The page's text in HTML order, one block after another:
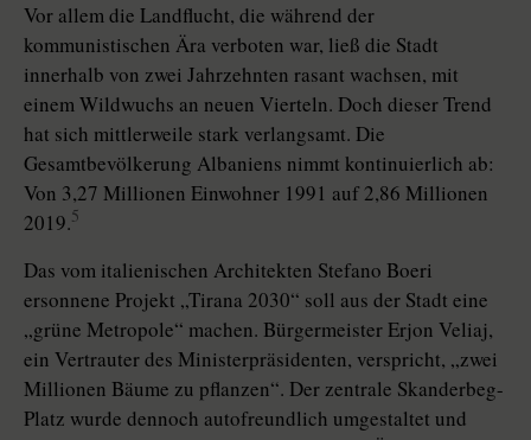
Vor allem die Landflucht, die während der
kommunistischen Ära verboten war, ließ die Stadt
innerhalb von zwei Jahrzehnten rasant wachsen, mit
einem Wildwuchs an neuen Vierteln. Doch dieser Trend
hat sich mittlerweile stark verlangsamt. Die
Gesamtbevölkerung Albaniens nimmt kontinuierlich ab:
Von 3,27 Millionen Einwohner 1991 auf 2,86 Millionen
2019.5
Das vom italienischen Architekten Stefano Boeri
ersonnene Projekt „Tirana 2030“ soll aus der Stadt eine
„grüne Metropole“ machen. Bürgermeister Erjon Veliaj,
ein Vertrauter des Ministerpräsidenten, verspricht, „zwei
Millionen Bäume zu pflanzen“. Der zen­tra­le Skanderbeg-
Platz wurde dennoch autofreundlich umgestaltet und